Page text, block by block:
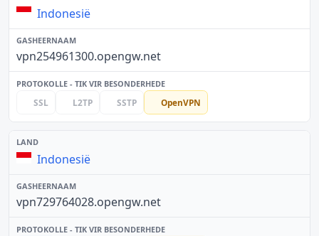
Indonesië
vpn254961300.opengw.net
SSL L2TP SSTP OpenVPN
Indonesië
vpn729764028.opengw.net